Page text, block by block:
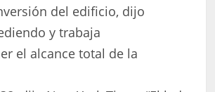
del edificio, dijo
y trabaja
el alcance total de la